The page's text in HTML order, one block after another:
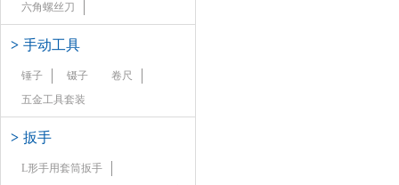
六角螺丝刀
> 手动工具
锤子 镊子
卷尺
五金工具套装
> 扳手
L形手用套筒扳手